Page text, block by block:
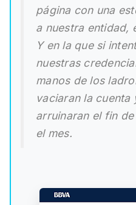
página con una
a nuestra entidad,
Y en la que si
nuestras
manos de los
vaciaran la cuenta
arruinaran el fin
el mes.